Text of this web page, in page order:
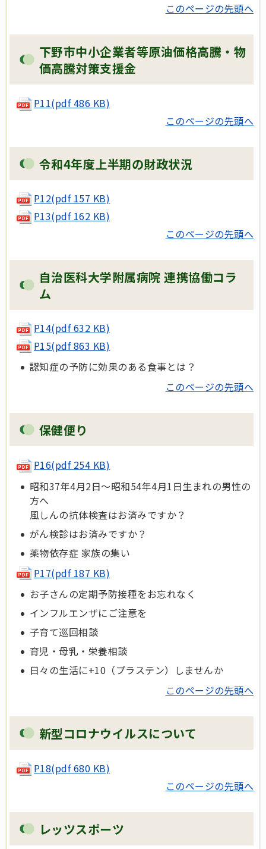
このページの先頭へ
下野市中小企業者等原油価格高騰・物
価高騰対策支援金
P11(pdf 486 KB)
このページの先頭へ
令和4年度上半期の財政状況
P12(pdf 157 KB)
P13(pdf 162 KB)
このページの先頭へ
自治医科大学附属病院 連携協働コラ
ム
P14(pdf 632 KB)
P15(pdf 863 KB)
認知症の予防に効果のある食事とは？
このページの先頭へ
保健便り
P16(pdf 254 KB)
昭和37年4月2日～昭和54年4月1日生まれの男性の
方へ
風しんの抗体検査はお済みですか？
がん検診はお済みですか？
薬物依存症 家族の集い
P17(pdf 187 KB)
お子さんの定期予防接種をお忘れなく
インフルエンザにご注意を
子育て巡回相談
育児・母乳・栄養相談
日々の生活に+10（プラステン）しませんか
このページの先頭へ
新型コロナウイルスについて
P18(pdf 680 KB)
このページの先頭へ
レッツスポーツ